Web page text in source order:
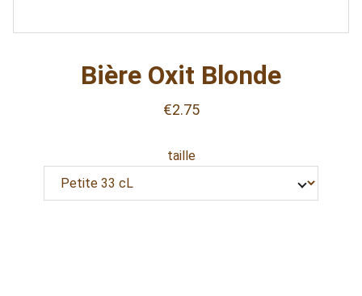
Bière Oxit Blonde
€2.75
taille